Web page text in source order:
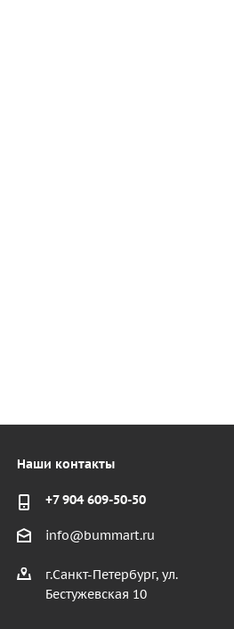
Наши контакты
+7 904 609-50-50
info@bummart.ru
г.Санкт-Петербург, ул.
Бестужевская 10